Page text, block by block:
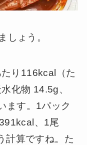
しょう。
たり116kcal（た
化物 14.5g、
ます。1パック
、1尾
計算ですね。た